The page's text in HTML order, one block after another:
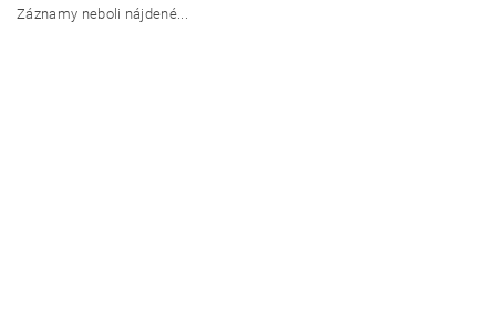
Záznamy neboli nájdené...